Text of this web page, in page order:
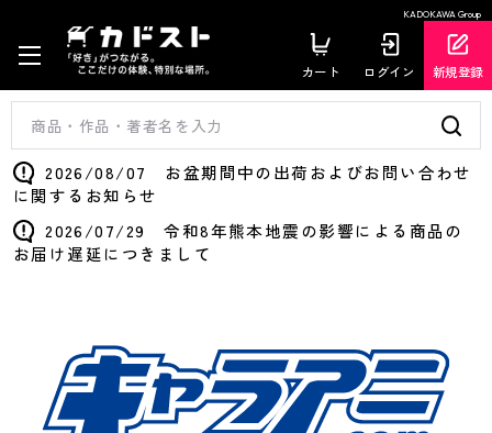
KADOKAWA Group
カート ログイン 新規登録
2026/08/07 お盆期間中の出荷およびお問い合わせ
に関するお知らせ
2026/07/29 令和8年熊本地震の影響による商品の
お届け遅延につきまして